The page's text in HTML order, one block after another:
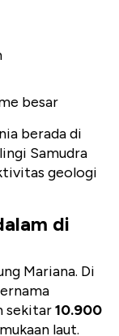
besar
berada di
Samudra
geologi
di
Mariana. Di
sekitar10.900
laut.